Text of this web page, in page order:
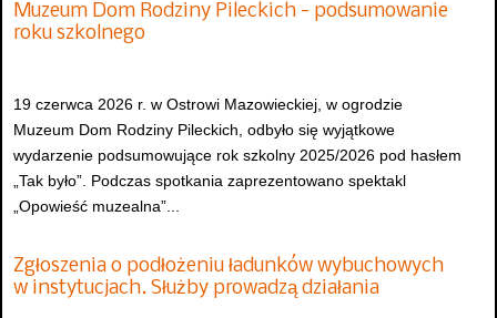
Muzeum Dom Rodziny Pileckich - podsumowanie
roku szkolnego
19 czerwca 2026 r. w Ostrowi Mazowieckiej, w ogrodzie
Muzeum Dom Rodziny Pileckich, odbyło się wyjątkowe
wydarzenie podsumowujące rok szkolny 2025/2026 pod hasłem
„Tak było”. Podczas spotkania zaprezentowano spektakl
„Opowieść muzealna”...
Zgłoszenia o podłożeniu ładunków wybuchowych
w instytucjach. Służby prowadzą działania